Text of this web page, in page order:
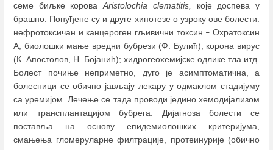
семе биљке кoроваAristolochia clematitis, које доспева у
брашно. Понуђене су и друге хипотезе о узроку ове болести:
нефротоксичан и канцероген гљивични токсин – Охратоксин
А; биолошки мање вредни бубрези (Ф. Булић); корона вирус
(К. Апостолов, Н. Бојанић); хидрогеохемијске одлике тла итд.
Болест почиње неприметно, дуго је асимптоматична, а
болесници се обично јављају лекару у одмаклом стадијуму
са уремијом. Лечење се тада проводи једино хемодијализом
или трансплантацијом бубрега. Дијагноза болести се
поставља на основу епидемиолошких критеријума,
смањења гломеруларне филтрације, протеинурије (обично